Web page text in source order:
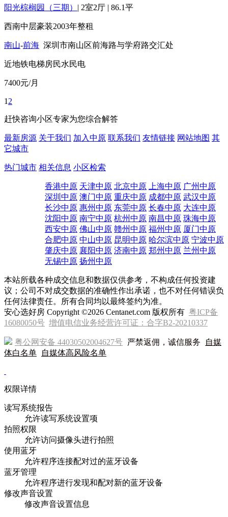
阳光棕榈园（三期） | 2室2厅 | 86.1平
西南中层豪装2003年整租
南山-前海 深圳市南山区前海路与学府路交汇处
近地铁电梯房民水民电
7400元/月
1 2
赶快咨询小区专家为您综合解答
最新房源 关于我们 加入中原 联系我们 友情链接 网站地图 其
它城市
热门城市 相关信息 小区检索
香港中原 天津中原 北京中原 上海中原 广州中原
深圳中原 澳门中原 重庆中原 成都中原 武汉中原
长沙中原 惠州中原 东莞中原 长春中原 大连中原
沈阳中原 南宁中原 杭州中原 南昌中原 珠海中原
西安中原 佛山中原 赣州中原 福州中原 厦门中原
合肥中原 中山中原 昆明中原 哈尔滨中原 宁波中原
肇庆中原 襄阳中原 济南中原 郑州中原 兰州中原
无锡中原 扬州中原
本站所载各种成交信息和数据仅供参考，不构成任何投资建
议；公司不对成交数据的准确性作出承诺，也不对任何错误负
任何法律责任。所有合同均以最终签约为准。
安心选好房 Copyright ©2026 Centanet.com 版权所有 粤ICP备
16080050号 增值电信业务经营许可证：合字B2-20210337
粤公网安备 44030502004627号 严禁返佣，诚信服务
自媒
体白名单
自媒体高风险名单
权限详情
读写系统报告
允许读写系统设置项
拍照权限
允许访问摄像头进行拍照
使用蓝牙
允许程序连接配对过的蓝牙设备
蓝牙管理
允许程序进行发现和配对新的蓝牙设备
修改声音设置
修改声音设置信息